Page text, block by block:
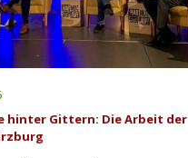
hinter Gittern: Die Arbeit der